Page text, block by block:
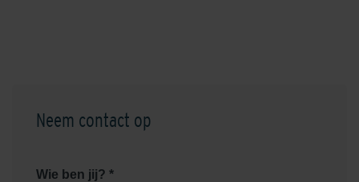
Neem contact op
Wie ben jij? *